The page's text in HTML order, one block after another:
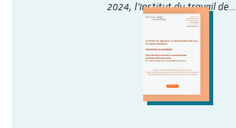
2024, l'Institut du travail de…